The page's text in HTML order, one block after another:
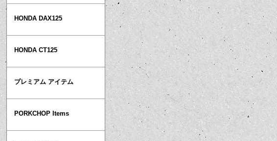
HONDA DAX125
HONDA CT125
プレミアム アイテム
PORKCHOP Items